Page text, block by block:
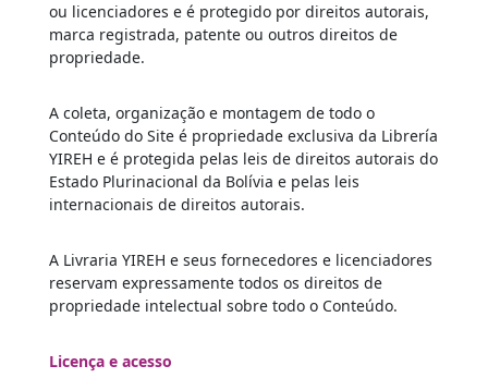
ou licenciadores e é protegido por direitos autorais,
marca registrada, patente ou outros direitos de
propriedade.
A coleta, organização e montagem de todo o
Conteúdo do Site é propriedade exclusiva da Librería
YIREH e é protegida pelas leis de direitos autorais do
Estado Plurinacional da Bolívia e pelas leis
internacionais de direitos autorais.
A Livraria YIREH e seus fornecedores e licenciadores
reservam expressamente todos os direitos de
propriedade intelectual sobre todo o Conteúdo.
Licença e acesso